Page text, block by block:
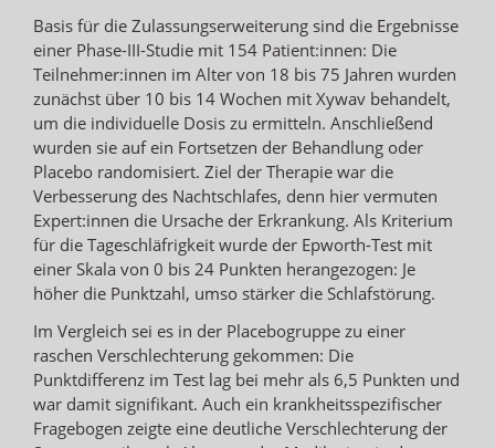
Basis für die Zulassungserweiterung sind die Ergebnisse
einer Phase-III-Studie mit 154 Patient:innen: Die
Teilnehmer:innen im Alter von 18 bis 75 Jahren wurden
zunächst über 10 bis 14 Wochen mit Xywav behandelt,
um die individuelle Dosis zu ermitteln. Anschließend
wurden sie auf ein Fortsetzen der Behandlung oder
Placebo randomisiert. Ziel der Therapie war die
Verbesserung des Nachtschlafes, denn hier vermuten
Expert:innen die Ursache der Erkrankung. Als Kriterium
für die Tageschläfrigkeit wurde der Epworth-Test mit
einer Skala von 0 bis 24 Punkten herangezogen: Je
höher die Punktzahl, umso stärker die Schlafstörung.
Im Vergleich sei es in der Placebogruppe zu einer
raschen Verschlechterung gekommen: Die
Punktdifferenz im Test lag bei mehr als 6,5 Punkten und
war damit signifikant. Auch ein krankheitsspezifischer
Fragebogen zeigte eine deutliche Verschlechterung der